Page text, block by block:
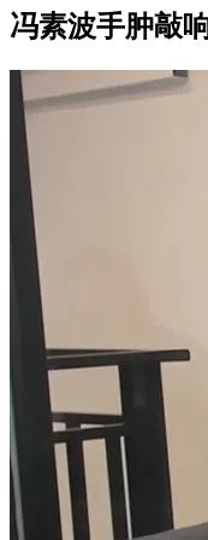
冯素波手肿敲